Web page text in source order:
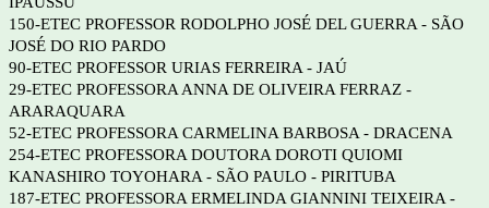
150-ETEC PROFESSOR RODOLPHO JOSÉ DEL GUERRA - SÃO
JOSÉ DO RIO PARDO
90-ETEC PROFESSOR URIAS FERREIRA - JAÚ
29-ETEC PROFESSORA ANNA DE OLIVEIRA FERRAZ -
ARARAQUARA
52-ETEC PROFESSORA CARMELINA BARBOSA - DRACENA
254-ETEC PROFESSORA DOUTORA DOROTI QUIOMI
KANASHIRO TOYOHARA - SÃO PAULO - PIRITUBA
187-ETEC PROFESSORA ERMELINDA GIANNINI TEIXEIRA -